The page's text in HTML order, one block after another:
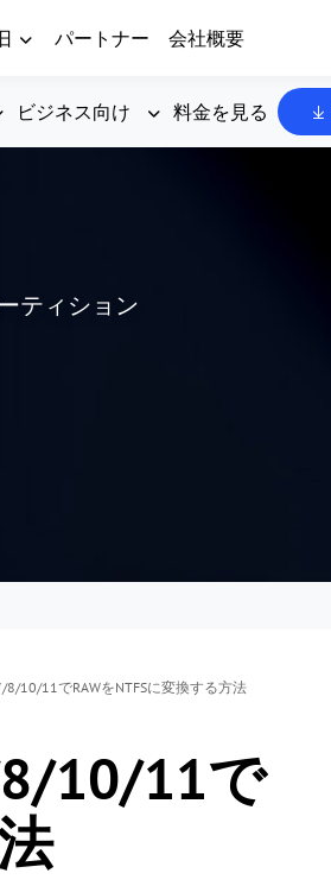
パートナー 会社概要
ビジネス向け 料金を見る
ティション
8/10/11でRAWをNTFSに変換する方法
8/10/11で